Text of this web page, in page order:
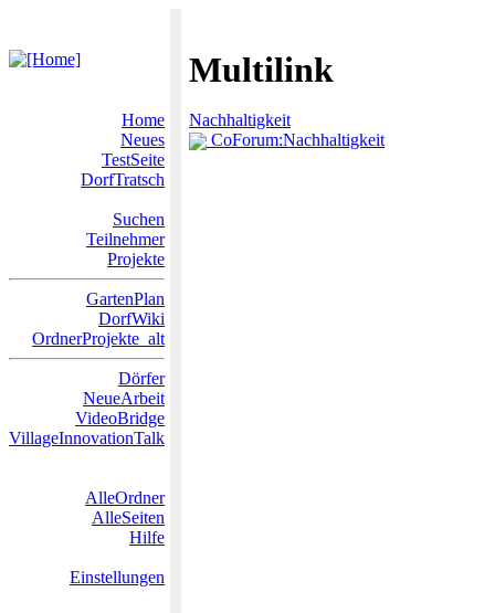
Multilink
Home
Neues
TestSeite
DorfTratsch
Suchen
Teilnehmer
Projekte
GartenPlan
DorfWiki
OrdnerProjekte_alt
Dörfer
NeueArbeit
VideoBridge
VillageInnovationTalk
AlleOrdner
AlleSeiten
Hilfe
Einstellungen
Nachhaltigkeit
CoForum:Nachhaltigkeit